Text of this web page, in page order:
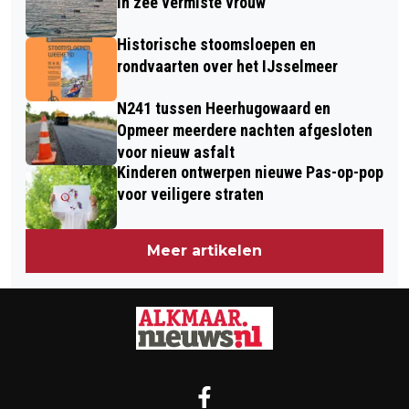
RECORDAANTAL
Historische stoomsloepen en
rondvaarten over het IJsselmeer
N241 tussen Heerhugowaard en
Opmeer meerdere nachten afgesloten
voor nieuw asfalt
Kinderen ontwerpen nieuwe Pas-op-pop
voor veiligere straten
Meer artikelen